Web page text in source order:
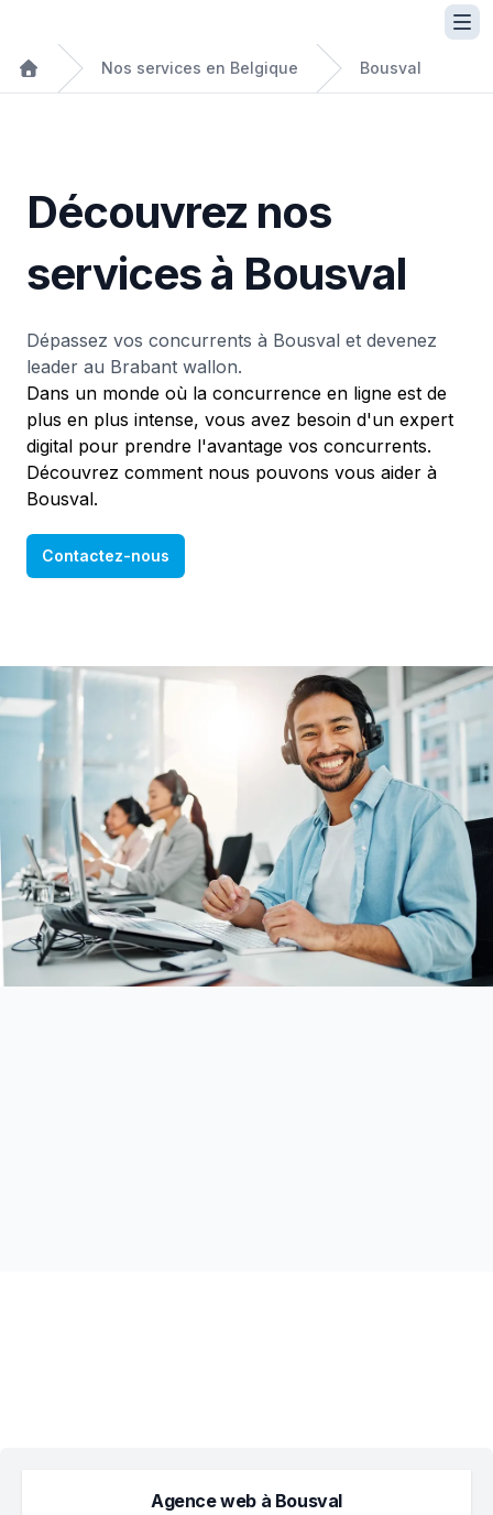
Nos services en Belgique Bousval
Découvrez nos
services à Bousval
Dépassez vos concurrents à Bousval et devenez
leader au Brabant wallon.
Dans un monde où la concurrence en ligne est de
plus en plus intense, vous avez besoin d'un expert
digital pour prendre l'avantage vos concurrents.
Découvrez comment nous pouvons vous aider à
Bousval.
Contactez-nous
Agence web à Bousval